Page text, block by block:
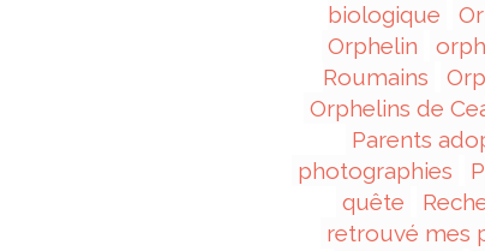
biologique
Orphelin
Roumains
Orphelins de
Parents
photographies
quête
retrouvé mes